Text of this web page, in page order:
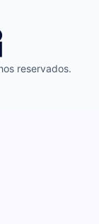
reservados.